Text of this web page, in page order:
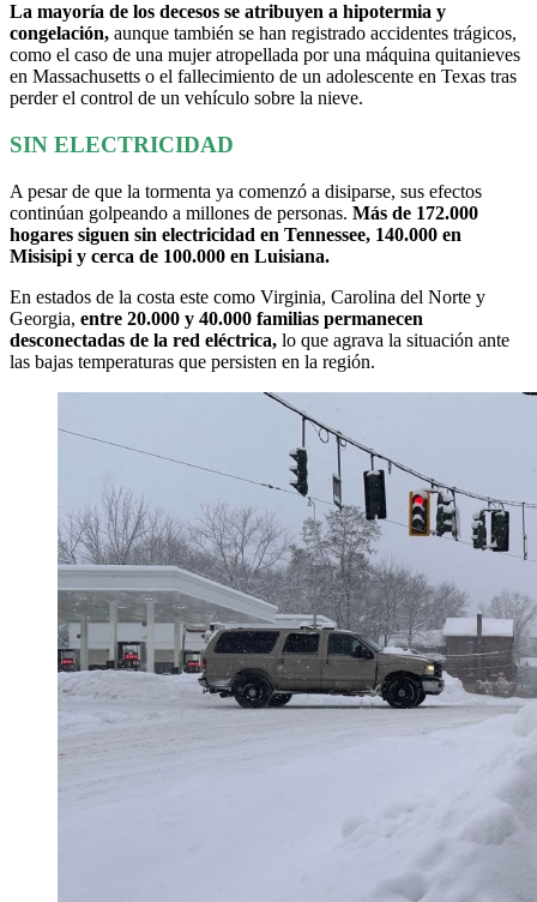
La mayoría de los decesos se atribuyen a hipotermia y
congelación, aunque también se han registrado accidentes trágicos,
como el caso de una mujer atropellada por una máquina quitanieves
en Massachusetts o el fallecimiento de un adolescente en Texas tras
perder el control de un vehículo sobre la nieve.
SIN ELECTRICIDAD
A pesar de que la tormenta ya comenzó a disiparse, sus efectos
continúan golpeando a millones de personas. Más de 172.000
hogares siguen sin electricidad en Tennessee, 140.000 en
Misisipi y cerca de 100.000 en Luisiana.
En estados de la costa este como Virginia, Carolina del Norte y
Georgia, entre 20.000 y 40.000 familias permanecen
desconectadas de la red eléctrica, lo que agrava la situación ante
las bajas temperaturas que persisten en la región.